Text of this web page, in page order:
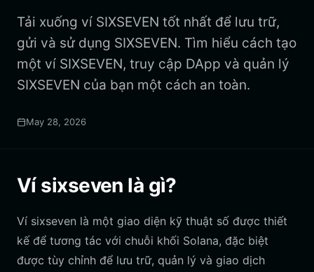
Tải xuống ví SIXSEVEN tốt nhất để lưu trữ,
gửi và sử dụng SIXSEVEN. Tìm hiểu cách tạo
một ví SIXSEVEN, truy cập DApp và quản lý
SIXSEVEN của bạn một cách an toàn.
May 28, 2026
Ví sixseven là gì?
Ví sixseven là một giao diện kỹ thuật số được thiết
kế để tương tác với chuỗi khối Solana, đặc biệt
được tùy chỉnh để lưu trữ, quản lý và giao dịch